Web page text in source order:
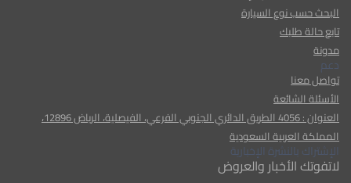
البحث حسب نوع السيارة
تابع حالة طلبك
مدونة
دعم
تواصل معنا
الأسئلة الشائعة
العنوان : 4056 الطريق الدائري الجنوبي الفرعي، الفيصلية، الرياض 12896،
المملكة العربية السعودية
الإشتراك بالنشرة الإخبارية
لاتفوتك الأخبار والعروض